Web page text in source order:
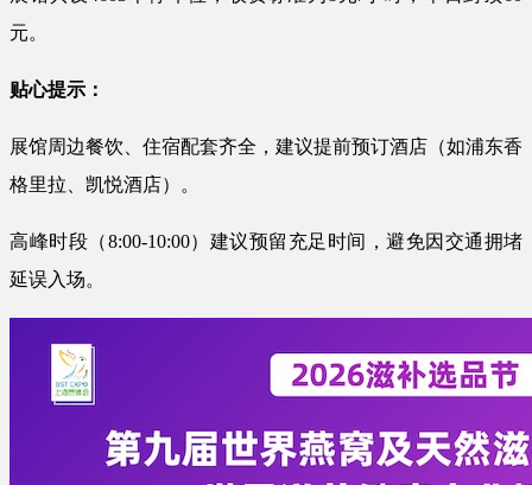
元。
贴心提示：
展馆周边餐饮、住宿配套齐全，建议提前预订酒店（如浦东香
格里拉、凯悦酒店）。
高峰时段（8:00-10:00）建议预留充足时间，避免因交通拥堵
延误入场。